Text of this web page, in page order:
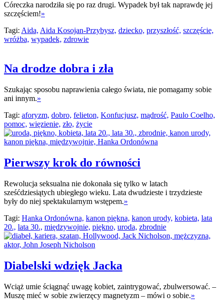
Córeczka narodziła się po raz drugi. Wypadek był tak naprawdę jej
szczęściem!»
Tagi: Aida, Aida Kosojan-Przybysz, dziecko, przyszłość, szczęście,
wróżba, wypadek, zdrowie
Na drodze dobra i zła
Szukając sposobu naprawienia całego świata, nie pomagamy sobie
ani innym.»
Tagi: aforyzm, dobro, felieton, Konfucjusz, mądrość, Paulo Coelho,
pomoc, więzienie, zło, życie
Pierwszy krok do równości
Rewolucja seksualna nie dokonała się tylko w latach
sześćdziesiątych ubiegłego wieku. Lata dwudzieste i trzydzieste
były do niej spektakularnym wstępem.»
Tagi: Hanka Ordonówna, kanon piękna, kanon urody, kobieta, lata
20., lata 30., międzywojnie, piękno, uroda, zbrodnie
Diabelski wdzięk Jacka
Wciąż umie ściągnąć uwagę kobiet, zaintrygować, zbulwersować. –
Muszę mieć w sobie zwierzęcy magnetyzm – mówi o sobie.»